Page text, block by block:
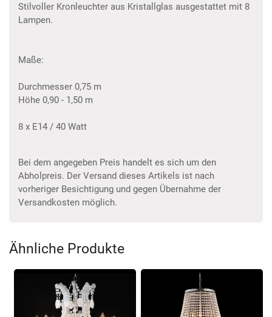
Stilvoller Kronleuchter aus Kristallglas ausgestattet mit 8
Lampen.
Maße:
Durchmesser 0,75 m
Höhe 0,90 - 1,50 m
8 x E14 / 40 Watt
Bei dem angegeben Preis handelt es sich um den
Abholpreis. Der Versand dieses Artikels ist nach
vorheriger Besichtigung und gegen Übernahme der
Versandkosten möglich.
Ähnliche Produkte